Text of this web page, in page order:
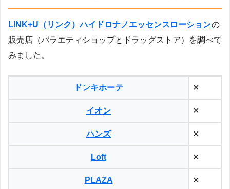
LINK+U（リンク）ハイドロナノエッセンスローションの
販売店（バラエティショップとドラッグストア）を調べて
みました。
ドンキホーテ ✕
イオン ✕
ハンズ ✕
Loft ✕
PLAZA ✕